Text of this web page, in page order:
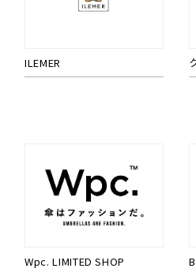
ILEMER
Wpc. LIMITED SHOP